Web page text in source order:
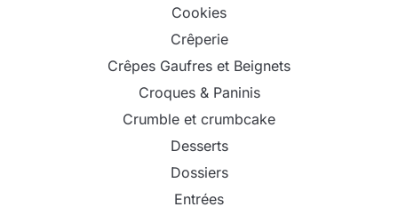
Cookies
Crêperie
Crêpes Gaufres et Beignets
Croques & Paninis
Crumble et crumbcake
Desserts
Dossiers
Entrées